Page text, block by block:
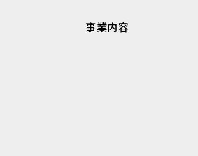
事業内容